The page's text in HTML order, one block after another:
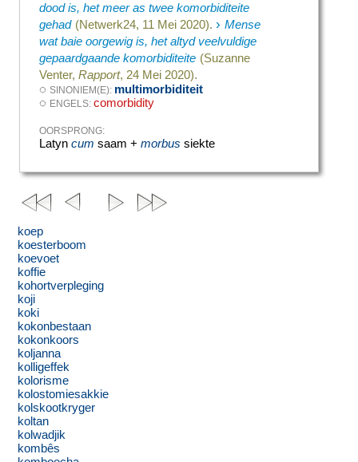
dood is, het meer as twee komorbiditeite
gehad (Netwerk24, 11 Mei 2020). › Mense
wat baie oorgewig is, het altyd veelvuldige
gepaardgaande komorbiditeite (Suzanne
Venter,Rapport, 24 Mei 2020).
◌SINONIEM(E): multimorbiditeit
◌ ENGELS:comorbidity
OORSPRONG:
Latyncum saam +morbus siekte
koep
koesterboom
koevoet
koffie
kohortverpleging
koji
koki
kokonbestaan
kokonkoors
koljanna
kolligeffek
kolorisme
kolostomiesakkie
kolskootkryger
koltan
kolwadjik
kombês